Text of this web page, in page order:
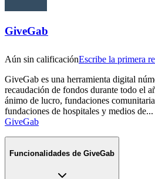
GiveGab
Aún sin calificaciónEscribe la primera
GiveGab es una herramienta digital
recaudación de fondos durante todo el
ánimo de lucro, fundaciones
fundaciones de hospitales y medios de...
GiveGab
Funcionalidades de GiveGab